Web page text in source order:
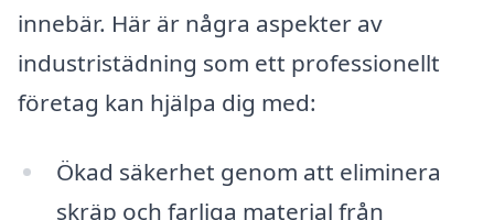
innebär. Här är några aspekter av
industristädning som ett professionellt
företag kan hjälpa dig med:
Ökad säkerhet genom att eliminera
skräp och farliga material från